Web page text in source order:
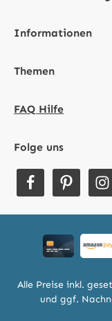
Informationen
Themen
FAQ Hilfe
Folge uns
Alle Preise inkl.
und ggf.